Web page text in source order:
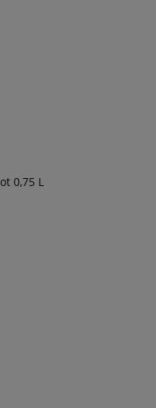
0,75 L